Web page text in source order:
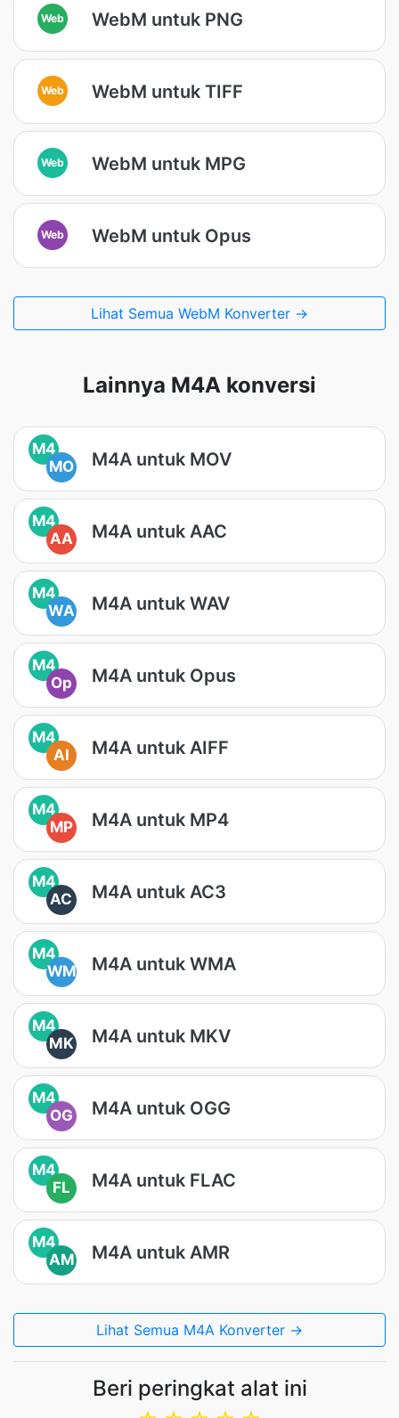
Web WebM untuk PNG
Web WebM untuk TIFF
Web WebM untuk MPG
Web WebM untuk Opus
Lihat Semua WebM Konverter →
Lainnya M4A konversi
M4
MO
M4A untuk MOV
M4
AA
M4A untuk AAC
M4
WA
M4A untuk WAV
M4
Op
M4A untuk Opus
M4
AI
M4A untuk AIFF
M4
MP
M4A untuk MP4
M4
AC
M4A untuk AC3
M4
WM
M4A untuk WMA
M4
MK
M4A untuk MKV
M4
OG
M4A untuk OGG
M4
FL
M4A untuk FLAC
M4
AM
M4A untuk AMR
Lihat Semua M4A Konverter →
Beri peringkat alat ini